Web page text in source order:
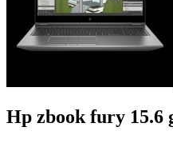
Hp zbook fury 15.6